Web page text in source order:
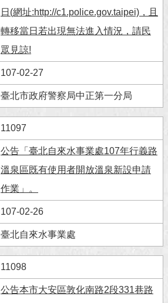
日(網址:http://c1.police.gov.taipei)，且
轉移當日若出現無法進入情況，請民
眾見諒!
107-02-27
臺北市政府警察局中正第一分局
11097
公告「臺北自來水事業處107年行義路
溫泉區既有使用者開放溫泉新設申請
作業」。
107-02-26
臺北自來水事業處
11098
公告本市大安區敦化南路2段331巷路